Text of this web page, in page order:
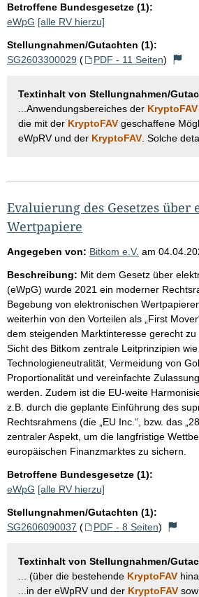
Betroffene Bundesgesetze (1):
eWpG [alle RV hierzu]
Stellungnahmen/Gutachten (1):
SG2603300029 ( PDF - 11 Seiten)
Textinhalt von Stellungnahmen/
...Anwendungsbereiches der KryptoFAV
die mit der KryptoFAV geschaffene
eWpRV und der KryptoFAV . Solche
Evaluierung des Gesetzes über
Wertpapiere
Angegeben von: Bitkom e.V. am
Beschreibung: Mit dem Gesetz über
(eWpG) wurde 2021 ein moderner
Begebung von elektronischen
weiterhin von den Vorteilen als „First
dem steigenden Marktinteresse gerecht
Sicht des Bitkom zentrale Leitprinzipien wie
Technologieneutralität, Vermeidung von
Proportionalität und vereinfachte
werden. Zudem ist die EU-weite
z.B. durch die geplante Einführung des
Rechtsrahmens (die „EU Inc.“, bzw. das
zentraler Aspekt, um die langfristige
europäischen Finanzmarktes zu sichern.
Betroffene Bundesgesetze (1):
eWpG [alle RV hierzu]
Stellungnahmen/Gutachten (1):
SG2606090037 ( PDF - 8 Seiten)
Textinhalt von Stellungnahmen/
... (über die bestehende KryptoFAV
...in der eWpRV und der KryptoFAV